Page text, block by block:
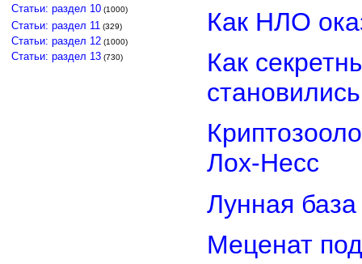
Статьи: раздел 10 (1000)
Статьи: раздел 11 (329)
Статьи: раздел 12 (1000)
Статьи: раздел 13 (730)
Как НЛО
Как
Лох-Несс
Лунная
Меценат